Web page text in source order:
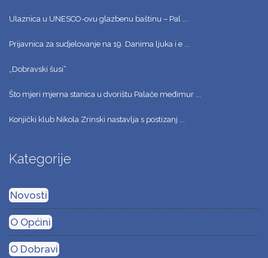
Ulaznica u UNESCO-ovu glazbenu baštinu – Pal ...
Prijavnica za sudjelovanje na 19. Danima ljuka i e ...
„Dobravski šusi“
Što mjeri mjerna stanica u dvorištu Palače međimur ...
Konjički klub Nikola Zrinski nastavlja s postizanj ...
Kategorije
Novosti
O Općini
O Dobravi